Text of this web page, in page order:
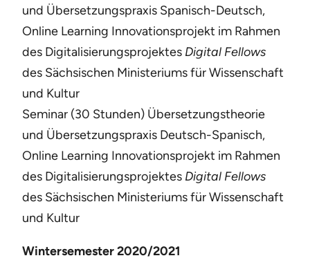
und Übersetzungspraxis Spanisch-Deutsch,
Online Learning Innovationsprojekt im Rahmen
des Digitalisierungsprojektes Digital Fellows
des Sächsischen Ministeriums für Wissenschaft
und Kultur
Seminar (30 Stunden) Übersetzungstheorie
und Übersetzungspraxis Deutsch-Spanisch,
Online Learning Innovationsprojekt im Rahmen
des Digitalisierungsprojektes Digital Fellows
des Sächsischen Ministeriums für Wissenschaft
und Kultur
Wintersemester 2020/2021